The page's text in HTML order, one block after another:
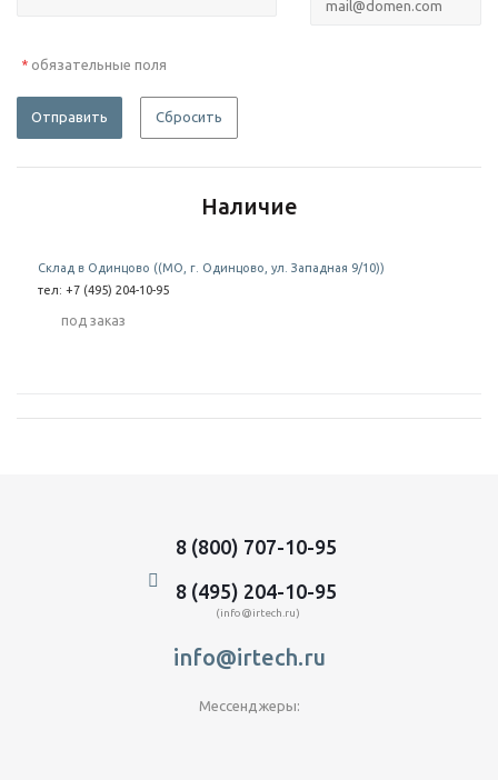
* обязательные поля
Отправить Сбросить
Наличие
Склад в Одинцово ((МО, г. Одинцово, ул. Западная 9/10))
тел: +7 (495) 204-10-95
Под заказ
8 (800) 707-10-95
8 (495) 204-10-95
(info@irtech.ru)
info@irtech.ru
Мессенджеры: